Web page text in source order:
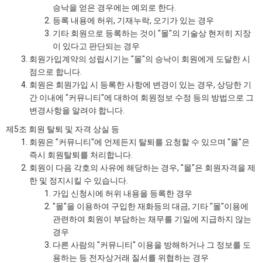
승낙을 얻은 경우에는 예외로 한다.
등록 내용에 허위, 기재누락, 오기가 있는 경우
기타 회원으로 등록하는 것이 "몰"의 기술상 현저히 지장
이 있다고 판단되는 경우
회원가입계약의 성립시기는 "몰"의 승낙이 회원에게 도달한 시
점으로 합니다.
회원은 회원가입 시 등록한 사항에 변경이 있는 경우, 상당한 기
간 이내에 "커뮤니티"에 대하여 회원정보 수정 등의 방법으로 그
변경사항을 알려야 합니다.
제5조 회원 탈퇴 및 자격 상실 등
회원은 "커뮤니티"에 언제든지 탈퇴를 요청할 수 있으며 "몰"은
즉시 회원탈퇴를 처리합니다.
회원이 다음 각호의 사유에 해당하는 경우, "몰"은 회원자격을 제
한 및 정지시킬 수 있습니다.
가입 신청시에 허위 내용을 등록한 경우
"몰"을 이용하여 구입한 재화등의 대금, 기타 "몰"이용에
관련하여 회원이 부담하는 채무를 기일에 지급하지 않는
경우
다른 사람의 "커뮤니티" 이용을 방해하거나 그 정보를 도
용하는 등 전자상거래 질서를 위협하는 경우